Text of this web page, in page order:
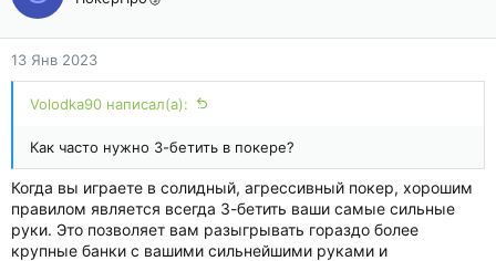
13 Янв 2023
Volodka90 написал(а):
Как часто нужно 3-бетить в покере?
Когда вы играете в солидный, агрессивный покер, хорошим
правилом является всегда 3-бетить ваши самые сильные
руки. Это позволяет вам разыгрывать гораздо более
крупные банки с вашими сильнейшими руками и